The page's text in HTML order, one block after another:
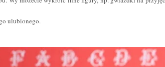
ulubionego.